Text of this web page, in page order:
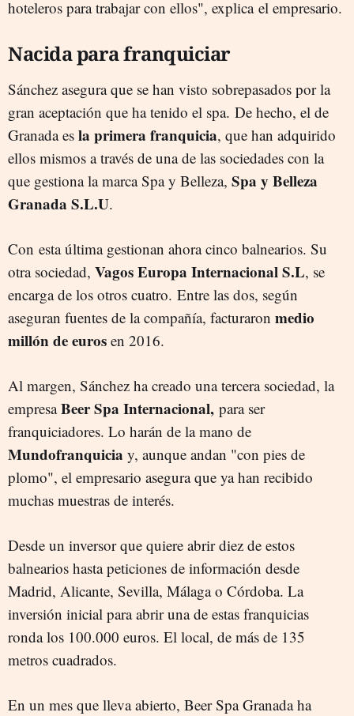
hoteleros para trabajar con ellos", explica el empresario.
Nacida para franquiciar
Sánchez asegura que se han visto sobrepasados por la
gran aceptación que ha tenido el spa. De hecho, el de
Granada es la primera franquicia, que han adquirido
ellos mismos a través de una de las sociedades con la
que gestiona la marca Spa y Belleza, Spa y Belleza
Granada S.L.U.
Con esta última gestionan ahora cinco balnearios. Su
otra sociedad, Vagos Europa Internacional S.L, se
encarga de los otros cuatro. Entre las dos, según
aseguran fuentes de la compañía, facturaron medio
millón de euros en 2016.
Al margen, Sánchez ha creado una tercera sociedad, la
empresaBeer Spa Internacional, para ser
franquiciadores. Lo harán de la mano de
Mundofranquicia y, aunque andan "con pies de
plomo", el empresario asegura que ya han recibido
muchas muestras de interés.
Desde un inversor que quiere abrir diez de estos
balnearios hasta peticiones de información desde
Madrid, Alicante, Sevilla, Málaga o Córdoba. La
inversión inicial para abrir una de estas franquicias
ronda los 100.000 euros. El local, de más de 135
metros cuadrados.
En un mes que lleva abierto, Beer Spa Granada ha